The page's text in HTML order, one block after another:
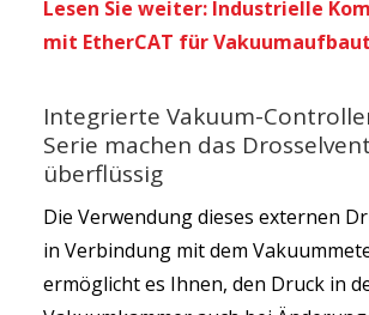
Lesen Sie weiter: Industrielle
mit EtherCAT für
Integrierte Vakuum-
Serie machen das
überflüssig
Die Verwendung dieses externen
in Verbindung mit dem
ermöglicht es Ihnen, den Druck in